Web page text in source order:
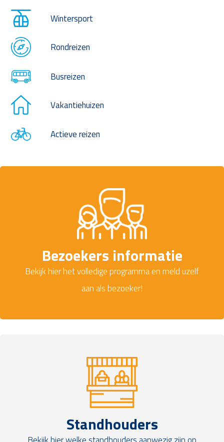
Wintersport
Rondreizen
Busreizen
Vakantiehuizen
Actieve reizen
Bezoekers informatie
Bekijk hier het volledige programma en meld uzelf
aan als bezoeker!
Standhouders